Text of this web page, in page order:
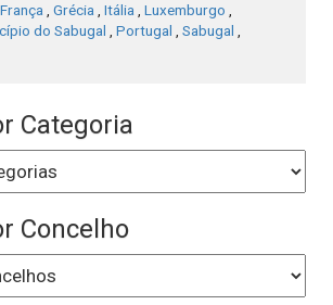
França Grécia Itália Luxemburgo
do Sabugal Portugal Sabugal
Categoria
Concelho